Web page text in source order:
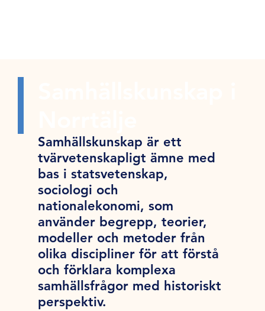
Samhällskunskap är ett
tvärvetenskapligt ämne med
bas i statsvetenskap,
sociologi och
nationalekonomi, som
använder begrepp, teorier,
modeller och metoder från
olika discipliner för att förstå
och förklara komplexa
samhällsfrågor med historiskt
perspektiv.